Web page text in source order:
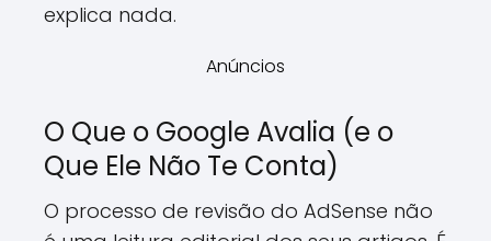
explica nada.
Anúncios
O Que o Google Avalia (e o
Que Ele Não Te Conta)
O processo de revisão do AdSense não